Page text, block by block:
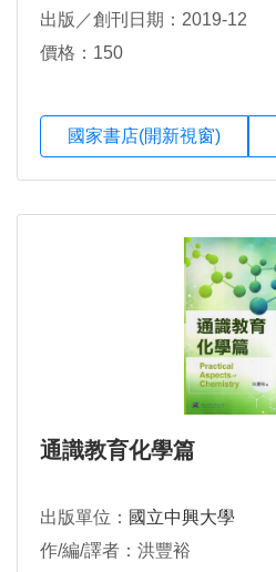
出版／創刊日期：2019-12
價格：150
國家書店(開新視窗)
通識教育化學篇
出版單位： 國立中興大學
作/編/譯者：洪豐裕